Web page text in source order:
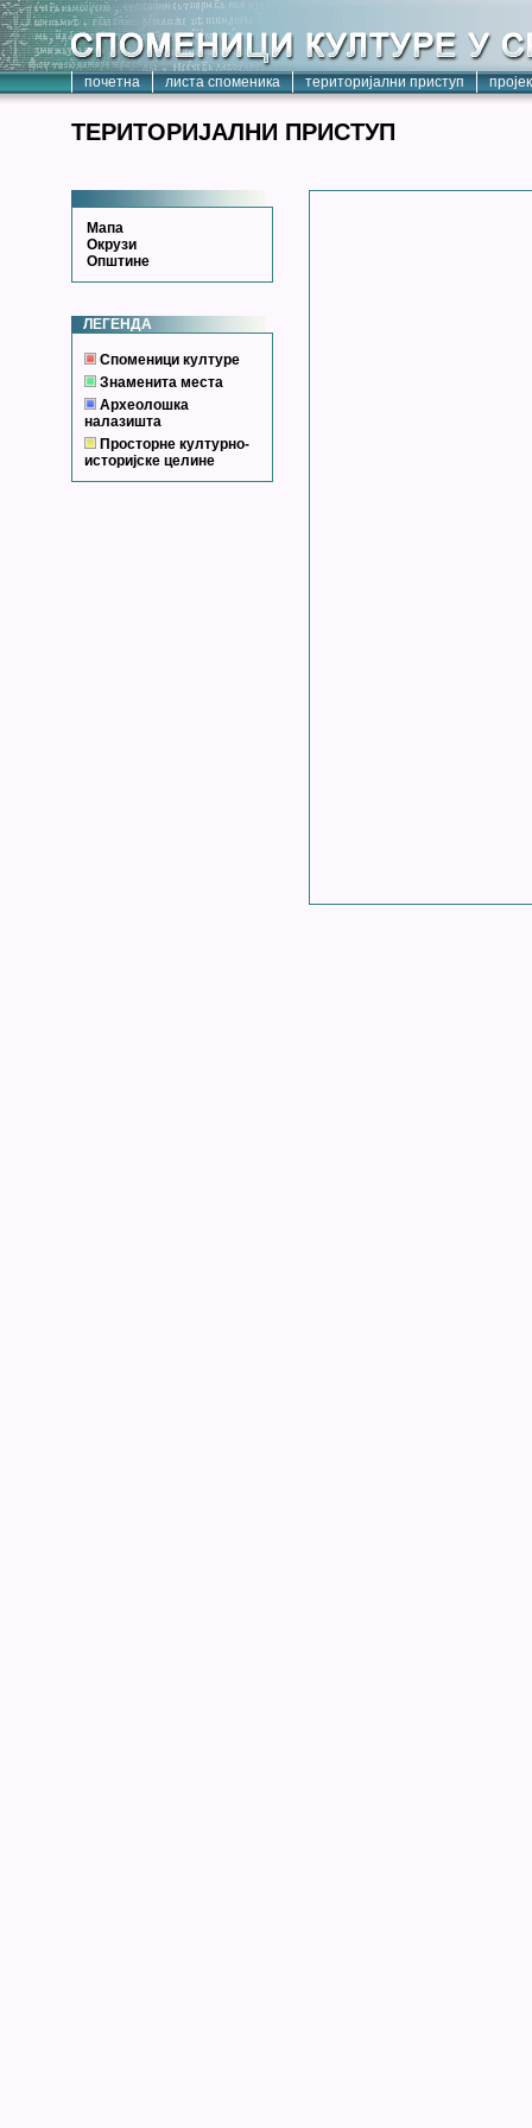
почетна листа споменика територијални приступ
ТЕРИТОРИЈАЛНИ ПРИСТУП
Мапа
Окрузи
Општине
ЛЕГЕНДА
Споменици културе
Знаменита места
Археолошка
налазишта
Просторне културно-
историјске целине